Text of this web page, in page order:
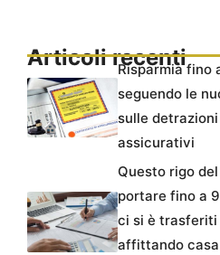
Articoli recenti
Risparmia fino
seguendo le
sulle
assicurativi
Questo rigo
portare fino a
ci si è trasferiti
affittando casa